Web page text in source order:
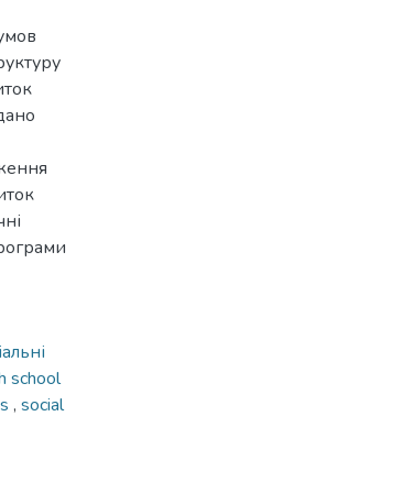
school
, social